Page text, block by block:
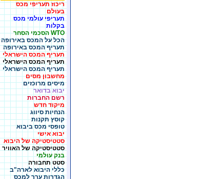
ריכוז תעריפי מכס
בעולם
תעריפי עולמי מכס
בקלות
WTO הסכמי הסחר
הכל על המכס באירופה
תעריף המכס באירופה
תעריף המכס הישראלי
תעריף המכס הישראלי
תעריף המכס הישראלי
מחשבון מסים
מיסים מרוכזים
יבוא בדואר
רשם החברות
מיקוד חדש
הנחיות סיווג
קוסץ תקנות
טופסי מכס ביבוא
יבוא אישי
סטטיסטיקה של היבוא
סטטיסטיקה של האוויר
בנק עולמי
סטט תחבורה
כללי היבוא לארה"ב
הגדרות ערך למכס